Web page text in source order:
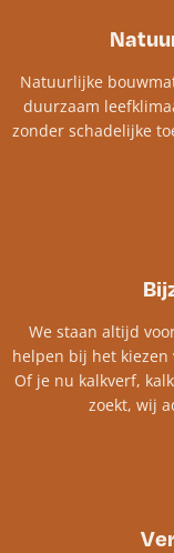
Natuurlijke
duurzaam
zonder schadelijke
We staan altijd
helpen bij het
Of je nu kalkverf,
zoekt, wij